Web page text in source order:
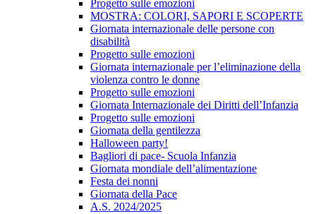
Progetto sulle emozioni
MOSTRA: COLORI, SAPORI E SCOPERTE
Giornata internazionale delle persone con
disabilità
Progetto sulle emozioni
Giornata internazionale per l’eliminazione della
violenza contro le donne
Progetto sulle emozioni
Giornata Internazionale dei Diritti dell’Infanzia
Progetto sulle emozioni
Giornata della gentilezza
Halloween party!
Bagliori di pace- Scuola Infanzia
Giornata mondiale dell’alimentazione
Festa dei nonni
Giornata della Pace
A.S. 2024/2025